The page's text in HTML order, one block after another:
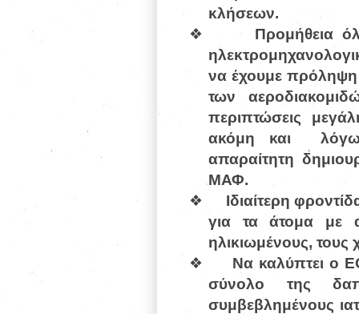
κλήσεων.
❖
Προμήθεια
να έχουμε πρόληψη
των
περιπτώσεις
ακόμη και
απαραίτητη
ΜΑΦ.
❖
Ιδιαίτερη
για τα άτομα με
ηλικιωμένους, τους
❖
Να καλύπτει ο
σύνολο της
συμβεβλημένους